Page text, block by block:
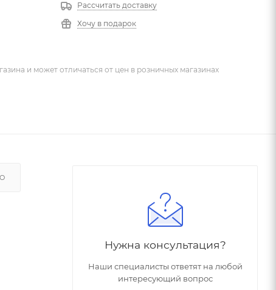
Рассчитать доставку
Хочу в подарок
и может отличаться от цен в розничных магазинах
Нужна консультация?
Наши специалисты ответят на любой
интересующий вопрос